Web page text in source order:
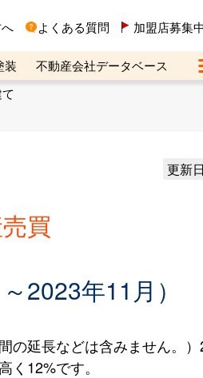
よくある質問 加盟店募集中
装
不動産会社データベース
更新日
買
2023年11月）
の延長などは含みません。）
12%です。